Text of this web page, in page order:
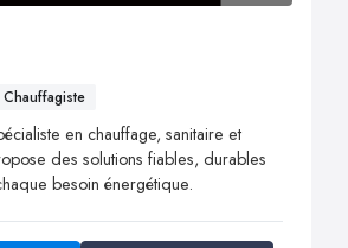
Chauffagiste
en chauffage, sanitaire et
des solutions fiables, durables
besoin énergétique.